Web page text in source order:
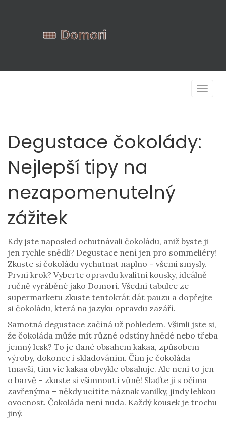
Degustace čokolády:
Nejlepší tipy na
nezapomenutelný
zážitek
Kdy jste naposled ochutnávali čokoládu, aniž byste ji
jen rychle snědli? Degustace není jen pro sommeliéry!
Zkuste si čokoládu vychutnat naplno – všemi smysly.
První krok? Vyberte opravdu kvalitní kousky, ideálně
ručně vyráběné jako Domori. Všední tabulce ze
supermarketu zkuste tentokrát dát pauzu a dopřejte
si čokoládu, která na jazyku opravdu zazáří.
Samotná degustace začíná už pohledem. Všimli jste si,
že čokoláda může mít různé odstíny hnědé nebo třeba
jemný lesk? To je dané obsahem kakaa, způsobem
výroby, dokonce i skladováním. Čím je čokoláda
tmavší, tím víc kakaa obvykle obsahuje. Ale není to jen
o barvě – zkuste si všimnout i vůně! Slaďte ji s očima
zavřenýma – někdy ucítíte náznak vanilky, jindy lehkou
ovocnost. Čokoláda není nuda. Každý kousek je trochu
jiný.